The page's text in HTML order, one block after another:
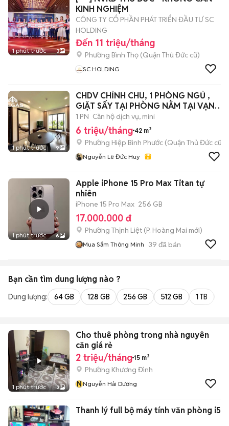
1 phút trước 3
KINH NGHIỆM
CÔNG TY CỔ PHẦN PHÁT TRIỂN ĐẦU TƯ SC
HOLDING
Đến 11 triệu/tháng
Phường Bình Thọ (Quận Thủ Đức cũ)
SC HOLDING
1 phút trước 9
CHDV CHỈNH CHU, 1 PHÒNG NGỦ ,
GIẶT SẤY TẠI PHÒNG NẰM TẠI VẠN
PHÚC CITY
1 PN Căn hộ dịch vụ, mini
6 triệu/tháng 42 m²
Phường Hiệp Bình Phước (Quận Thủ Đức cũ)
Nguyễn Lê Đức Huy
1 phút trước 6
Apple iPhone 15 Pro Max Titan tự
nhiên
iPhone 15 Pro Max 256 GB
17.000.000 đ
Phường Thịnh Liệt (P. Hoàng Mai mới)
Mua Sắm Thông Minh 39 đã bán
Bạn cần tìm dung lượng nào ?
Dung lượng: 64 GB 128 GB 256 GB 512 GB 1 TB
1 phút trước 3
Cho thuê phòng trong nhà nguyên
căn giá rẻ
2 triệu/tháng 15 m²
Phường Khương Đình
NNguyễn Hải Dương
Thanh lý full bộ máy tính văn phòng i5